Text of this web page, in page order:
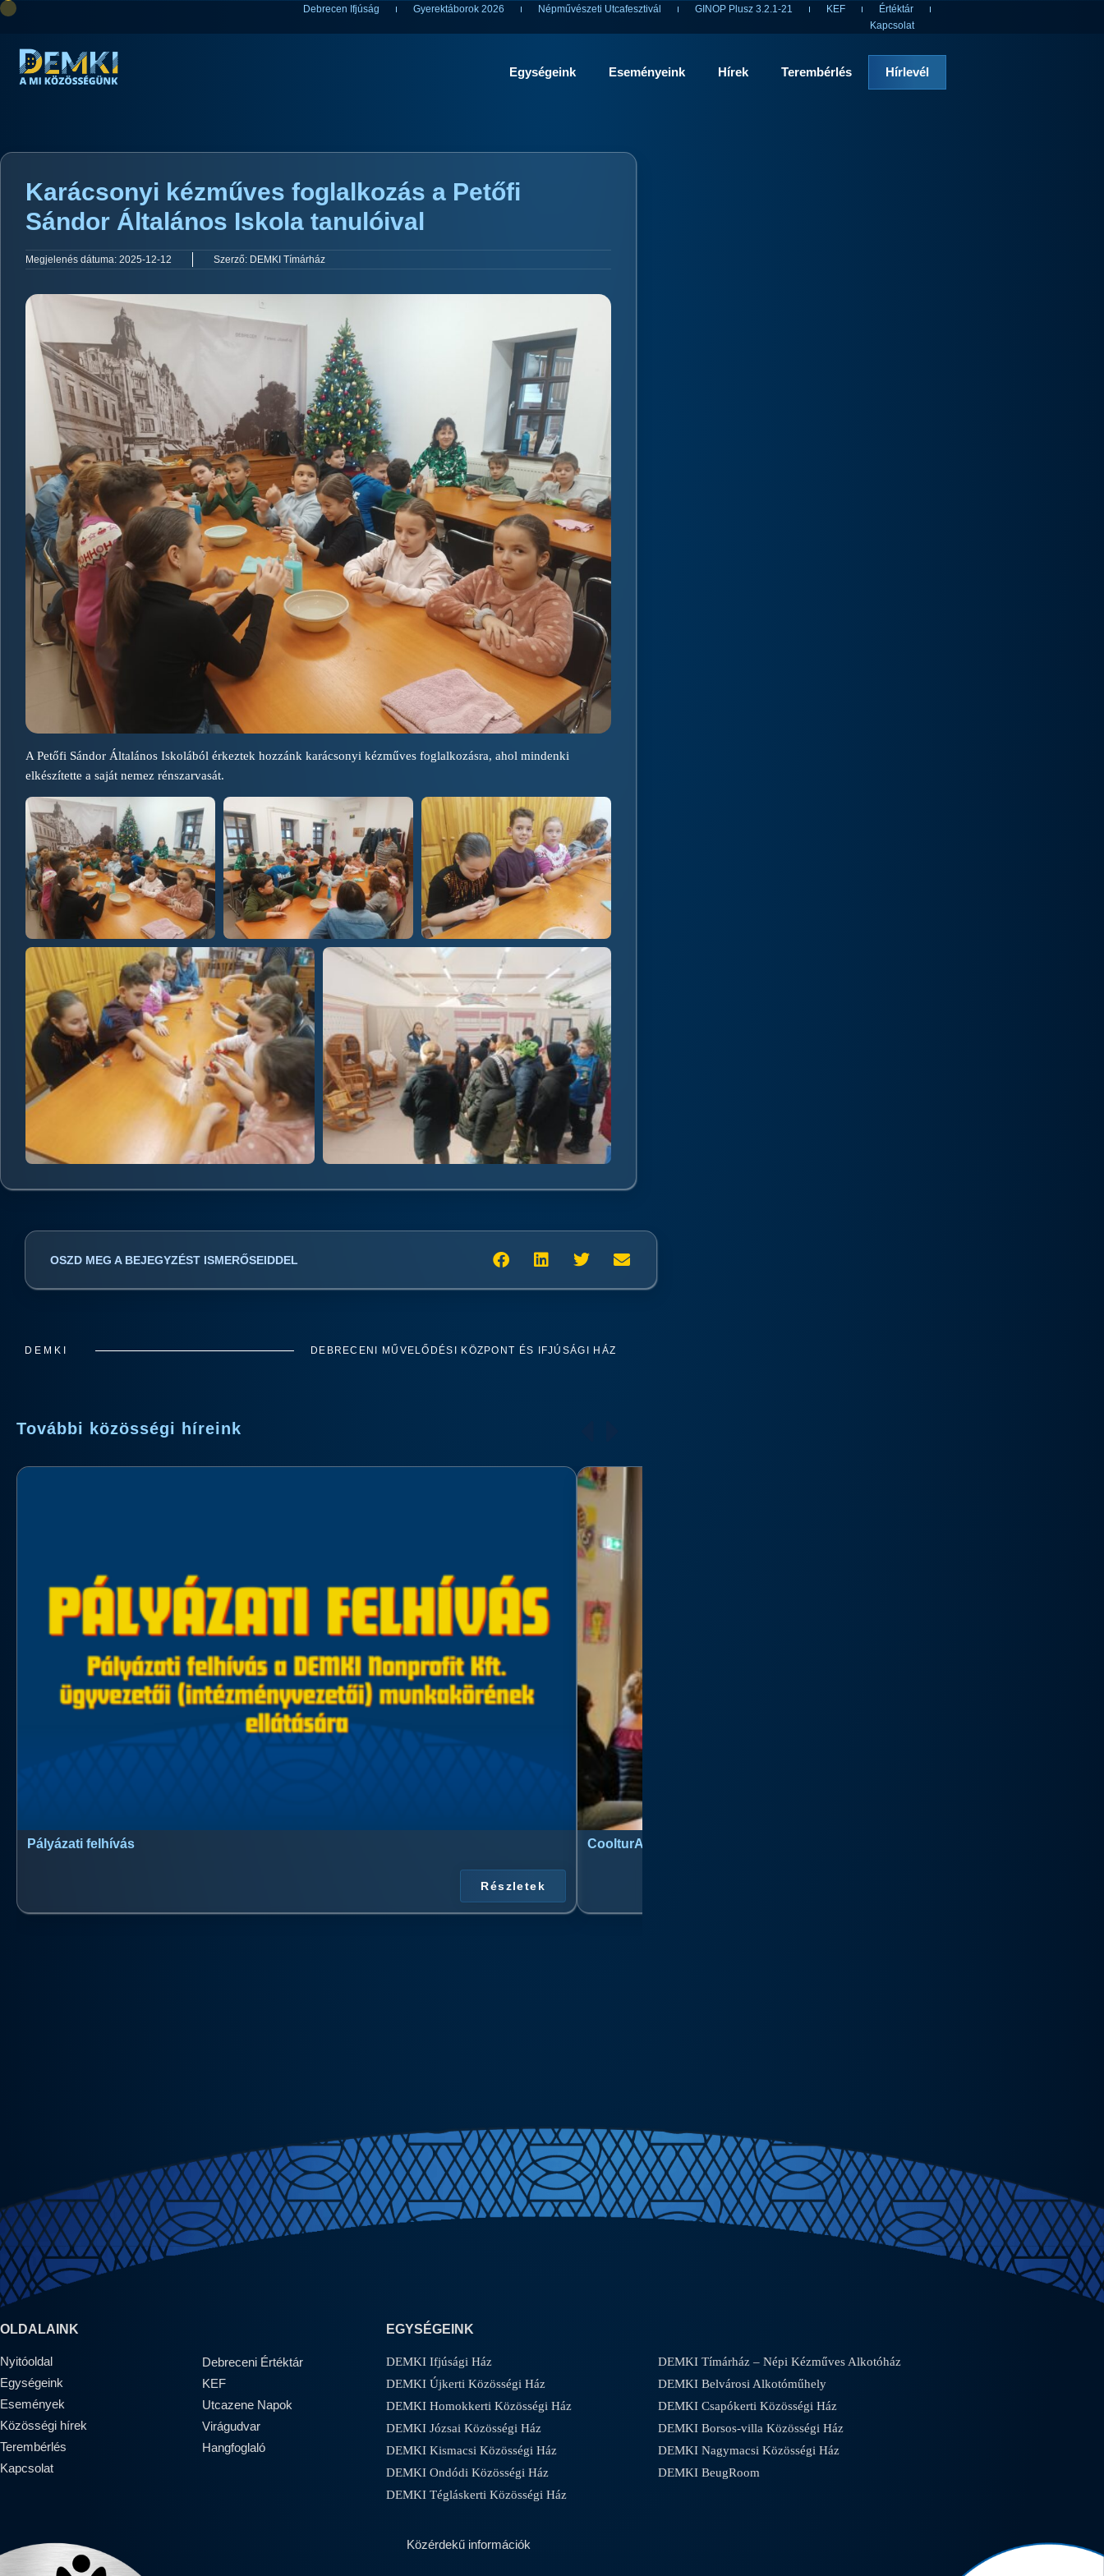
Debrecen Ifjúság Gyerektáborok 2026 Népművészeti Utcafesztivál GINOP Plusz 3.2.1-21 KEF
Értéktár
Kapcsolat
Egységeink Eseményeink Hírek Terembérlés Hírlevél
Karácsonyi kézműves foglalkozás a Petőfi
Sándor Általános Iskola tanulóival
Megjelenés dátuma: 2025-12-12 Szerző: DEMKI Tímárház
A Petőfi Sándor Általános Iskolából érkeztek hozzánk karácsonyi kézműves foglalkozásra, ahol mindenki
elkészítette a saját nemez rénszarvasát.
OSZD MEG A BEJEGYZÉST ISMERŐSEIDDEL
DEMKI DEBRECENI MŰVELŐDÉSI KÖZPONT ÉS IFJÚSÁGI HÁZ
További közösségi híreink
Pályázati felhívás
Részletek
CoolturArt™ Licit-Day™ művészeti kiállítás és művészeti nap
OLDALAINK
Nyitóoldal
Egységeink
Események
Közösségi hírek
Terembérlés
Kapcsolat
Debreceni Értéktár
KEF
Utcazene Napok
Virágudvar
Hangfoglaló
EGYSÉGEINK
DEMKI Ifjúsági Ház
DEMKI Tímárház – Népi Kézműves Alkotóház
DEMKI Újkerti Közösségi Ház
DEMKI Belvárosi Alkotóműhely
DEMKI Homokkerti Közösségi Ház
DEMKI Csapókerti Közösségi Ház
DEMKI Józsai Közösségi Ház
DEMKI Borsos-villa Közösségi Ház
DEMKI Kismacsi Közösségi Ház
DEMKI Nagymacsi Közösségi Ház
DEMKI Ondódi Közösségi Ház
DEMKI BeugRoom
DEMKI Tégláskerti Közösségi Ház
Közérdekű információk